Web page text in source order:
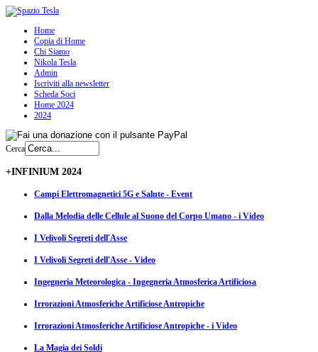
Home
Copia di Home
Chi Siamo
Nikola Tesla
Admin
Iscriviti alla newsletter
Scheda Soci
Home 2024
2024
Cerca
+INFINIUM 2024
Campi Elettromagnetici 5G e Salute - Event
Dalla Melodia delle Cellule al Suono del Corpo Umano - i Video
I Velivoli Segreti dell'Asse
I Velivoli Segreti dell'Asse - Video
Ingegneria Meteorologica - Ingegneria Atmosferica Artificiosa
Irrorazioni Atmosferiche Artificiose Antropiche
Irrorazioni Atmosferiche Artificiose Antropiche - i Video
La Magia dei Soldi